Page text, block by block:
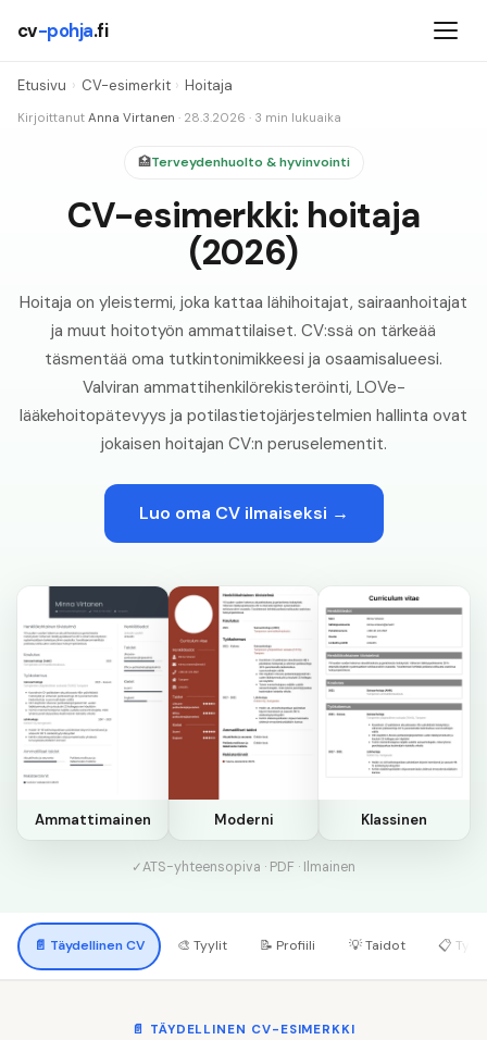
cv-pohja.fi
Etusivu › CV-esimerkit › Hoitaja
Kirjoittanut Anna Virtanen · 28.3.2026 · 3 min lukuaika
🏥Terveydenhuolto & hyvinvointi
CV-esimerkki: hoitaja
(2026)
Hoitaja on yleistermi, joka kattaa lähihoitajat, sairaanhoitajat
ja muut hoitotyön ammattilaiset. CV:ssä on tärkeää
täsmentää oma tutkintonimikkeesi ja osaamisalueesi.
Valviran ammattihenkilörekisteröinti, LOVe-
lääkehoitopätevyys ja potilastietojärjestelmien hallinta ovat
jokaisen hoitajan CV:n peruselementit.
Luo oma CV ilmaiseksi →
Ammattimainen Moderni Klassinen
✓ATS-yhteensopiva · PDF · Ilmainen
📄 Täydellinen CV 🎨 Tyylit 📝 Profiili 💡 Taidot 📋
📄 TÄYDELLINEN CV-ESIMERKKI